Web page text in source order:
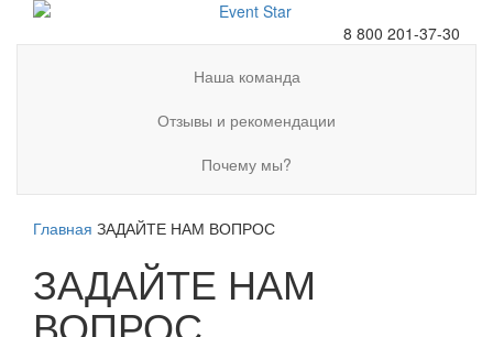
8 800 201-37-30
Наша команда
Отзывы и рекомендации
Почему мы?
Главная ЗАДАЙТЕ НАМ ВОПРОС
ЗАДАЙТЕ НАМ
ВОПРОС